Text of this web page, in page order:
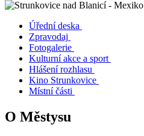
Úřední deska
Zpravodaj
Fotogalerie
Kulturní akce a sport
Hlášení rozhlasu
Kino Strunkovice
Místní části
O Městysu